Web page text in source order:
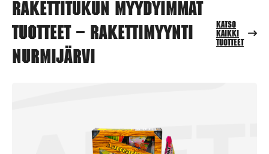
Rakettitukun myydyimmät
tuotteet – Rakettimyynti
Nurmijärvi
Katso
kaikki
tuotteet